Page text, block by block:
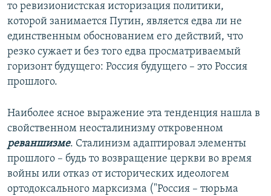
то ревизионистская историзация политики,
которой занимается Путин, является едва ли не
единственным обоснованием его действий, что
резко сужает и без того едва просматриваемый
горизонт будущего: Россия будущего – это Россия
прошлого.
Наиболее ясное выражение эта тенденция нашла в
свойственном неосталинизму откровенном
реваншизме. Сталинизм адаптировал элементы
прошлого – будь то возвращение церкви во время
войны или отказ от исторических идеологем
ортодоксального марксизма ("Россия – тюрьма